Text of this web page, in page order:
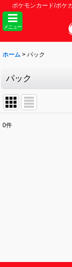
ポケモンカード/ポケ
メニュー
ホーム > パック
パック
0件